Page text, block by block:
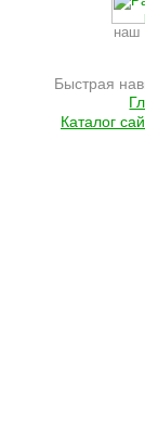
наш
Быстрая
Каталог